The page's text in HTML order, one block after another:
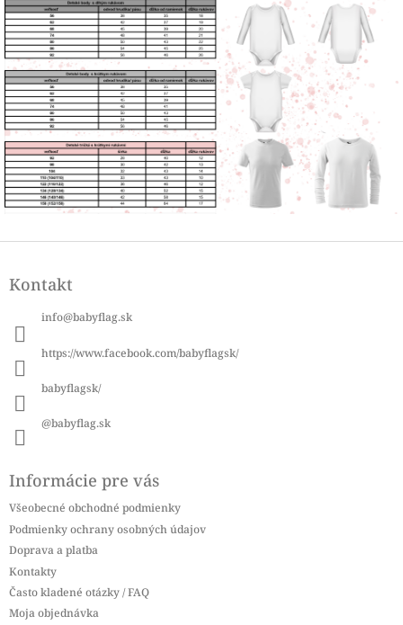
pKontakt
info@babyflag.sk
https://www.facebook.com/babyflagsk/
babyflagsk/
@babyflag.sk
Informácie pre vás
Všeobecné obchodné podmienky
Podmienky ochrany osobných údajov
Doprava a platba
Kontakty
Často kladené otázky / FAQ
Moja objednávka